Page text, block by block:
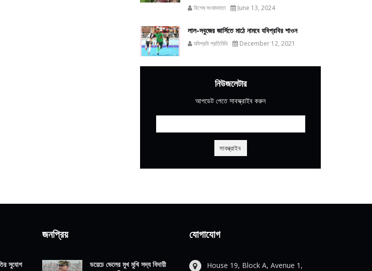
বিশেষ সংবাদদাতা June 13, 2024
লাল-সবুজের জার্সিতে মাঠে নামবে যবিপ্রবির শাওন
যবিপ্রবি প্রতিনিধি December 12, 2021
নিউজলেটার
আপডেট পেতে সাবস্ক্রাইব করুন
সুযোগ
জনপ্রিয়
ডয়েচে ভেলের মুখ মুখি সদ্য বিদায়ী
যোগাযোগ
House 19, Block A, Avenue 1,